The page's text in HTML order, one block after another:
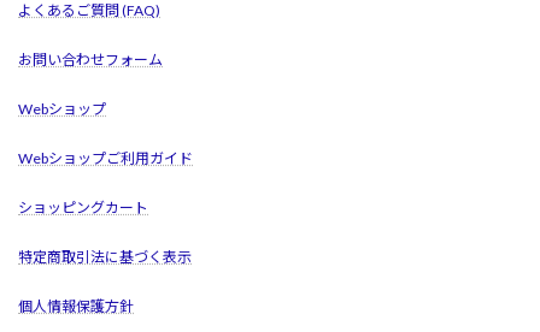
よくあるご質問 (FAQ)
お問い合わせフォーム
Webショップ
Webショップご利用ガイド
ショッピングカート
特定商取引法に基づく表示
個人情報保護方針